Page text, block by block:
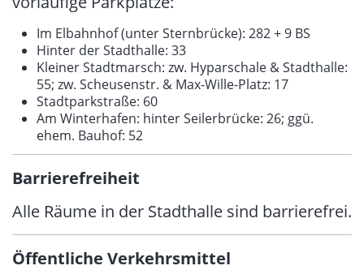
Im Elbahnhof (unter Sternbrücke): 282 + 9 BS
Hinter der Stadthalle: 33
Kleiner Stadtmarsch: zw. Hyparschale & Stadthalle:
55; zw. Scheusenstr. & Max-Wille-Platz: 17
Stadtparkstraße: 60
Am Winterhafen: hinter Seilerbrücke: 26; ggü.
ehem. Bauhof: 52
Barrierefreiheit
Alle Räume in der Stadthalle sind barrierefrei.
Öffentliche Verkehrsmittel